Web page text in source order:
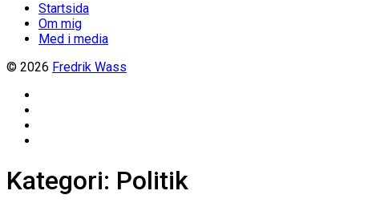
Startsida
Om mig
Med i media
© 2026 Fredrik Wass
Kategori: Politik